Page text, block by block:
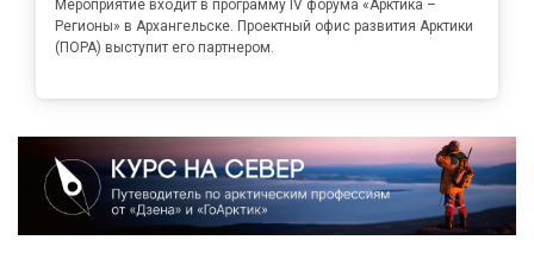
Мероприятие входит в программу IV форума «Арктика –
Регионы» в Архангельске. Проектный офис развития Арктики
(ПОРА) выступит его партнером.